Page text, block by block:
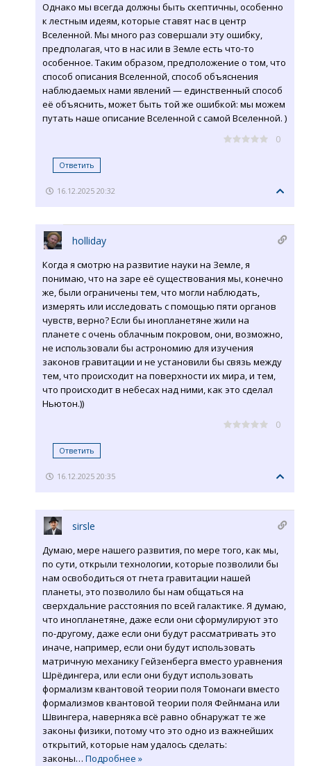
Однако мы всегда должны быть скептичны, особенно
к лестным идеям, которые ставят нас в центр
Вселенной. Мы много раз совершали эту ошибку,
предполагая, что в нас или в Земле есть что-то
особенное. Таким образом, предположение о том, что
способ описания Вселенной, способ объяснения
наблюдаемых нами явлений — единственный способ
её объяснить, может быть той же ошибкой: мы можем
путать наше описание Вселенной с самой Вселенной. )
0
Ответить
16.12.2025 20:32
holliday
Когда я смотрю на развитие науки на Земле, я
понимаю, что на заре её существования мы, конечно
же, были ограничены тем, что могли наблюдать,
измерять или исследовать с помощью пяти органов
чувств, верно? Если бы инопланетяне жили на
планете с очень облачным покровом, они, возможно,
не использовали бы астрономию для изучения
законов гравитации и не установили бы связь между
тем, что происходит на поверхности их мира, и тем,
что происходит в небесах над ними, как это сделал
Ньютон.))
0
Ответить
16.12.2025 20:35
sirsle
Думаю, мере нашего развития, по мере того, как мы,
по сути, открыли технологии, которые позволили бы
нам освободиться от гнета гравитации нашей
планеты, это позволило бы нам общаться на
сверхдальние расстояния по всей галактике. Я думаю,
что инопланетяне, даже если они сформулируют это
по-другому, даже если они будут рассматривать это
иначе, например, если они будут использовать
матричную механику Гейзенберга вместо уравнения
Шрёдингера, или если они будут использовать
формализм квантовой теории поля Томонаги вместо
формализмов квантовой теории поля Фейнмана или
Швингера, наверняка всё равно обнаружат те же
законы физики, потому что это одно из важнейших
открытий, которые нам удалось сделать:
законы… Подробнее »